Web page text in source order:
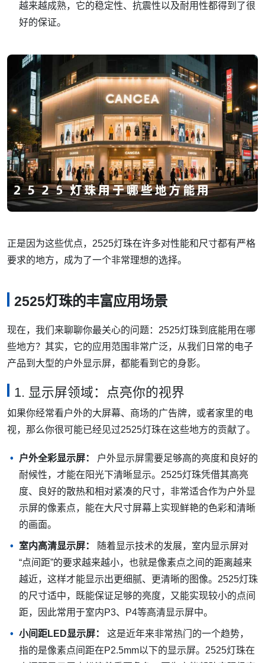
越来越成熟，它的稳定性、抗震性以及耐用性都得到了很
好的保证。
正是因为这些优点，2525灯珠在许多对性能和尺寸都有严格
要求的地方，成为了一个非常理想的选择。
2525灯珠的丰富应用场景
现在，我们来聊聊你最关心的问题：2525灯珠到底能用在哪
些地方？其实，它的应用范围非常广泛，从我们日常的电子
产品到大型的户外显示屏，都能看到它的身影。
1. 显示屏领域：点亮你的视界
如果你经常看户外的大屏幕、商场的广告牌，或者家里的电
视，那么你很可能已经见过2525灯珠在这些地方的贡献了。
户外全彩显示屏：
户外显示屏需要足够高的亮度和良好的
耐候性，才能在阳光下清晰显示。2525灯珠凭借其高亮
度、良好的散热和相对紧凑的尺寸，非常适合作为户外显
示屏的像素点，能在大尺寸屏幕上实现鲜艳的色彩和清晰
的画面。
室内高清显示屏：
随着显示技术的发展，室内显示屏对
“点间距”的要求越来越小，也就是像素点之间的距离越来
越近，这样才能显示出更细腻、更清晰的图像。2525灯珠
的尺寸适中，既能保证足够的亮度，又能实现较小的点间
距，因此常用于室内P3、P4等高清显示屏中。
小间距LED显示屏：
这是近年来非常热门的一个趋势，
指的是像素点间距在P2.5mm以下的显示屏。2525灯珠在